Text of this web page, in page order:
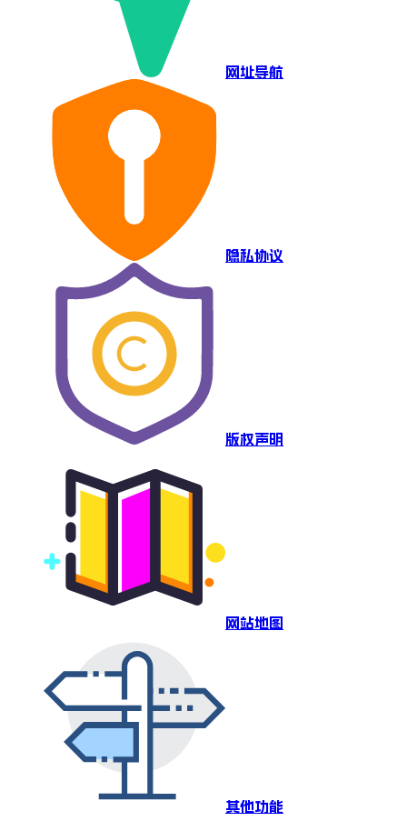
网址导航
隐私协议
版权声明
网站地图
其他功能